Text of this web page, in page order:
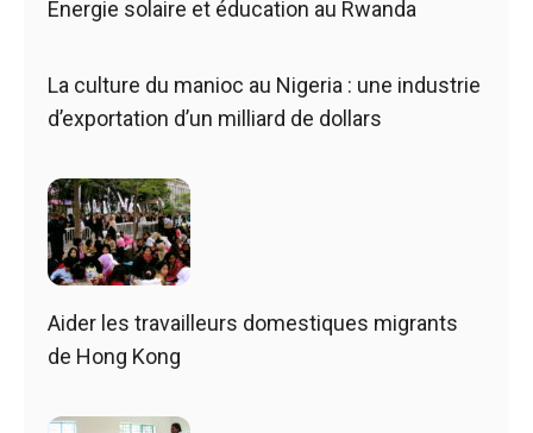
Énergie solaire et éducation au Rwanda
La culture du manioc au Nigeria : une industrie
d’exportation d’un milliard de dollars
Aider les travailleurs domestiques migrants
de Hong Kong